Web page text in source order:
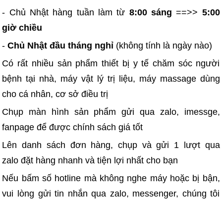
- Chủ Nhật hàng tuần làm từ 8:00 sáng ==>> 5:00
giờ chiều
-Chủ Nhật đầu tháng nghỉ (không tính là ngày nào)
Có rất nhiều sản phẩm thiết bị y tế chăm sóc người
bệnh tại nhà, máy vật lý trị liệu, máy massage dùng
cho cá nhân, cơ sở điều trị
Chụp màn hình sản phẩm gửi qua zalo, imessge,
fanpage để được chính sách giá tốt
Lên danh sách đơn hàng, chụp và gửi 1 lượt qua
zalo đặt hàng nhanh và tiện lợi nhất cho bạn
Nếu bấm số hotline mà không nghe máy hoặc bị bận,
vui lòng gửi tin nhắn qua zalo, messenger, chúng tôi